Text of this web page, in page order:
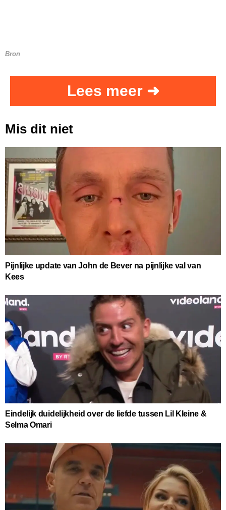
Bron
Lees meer ➜
Mis dit niet
Pijnlijke update van John de Bever na pijnlijke val van
Kees
Eindelijk duidelijkheid over de liefde tussen Lil Kleine &
Selma Omari